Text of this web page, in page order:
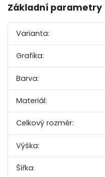
Základní parametry
Varianta:
Grafika:
Barva:
Materiál:
Celkový rozměr:
Výška:
Šířka: